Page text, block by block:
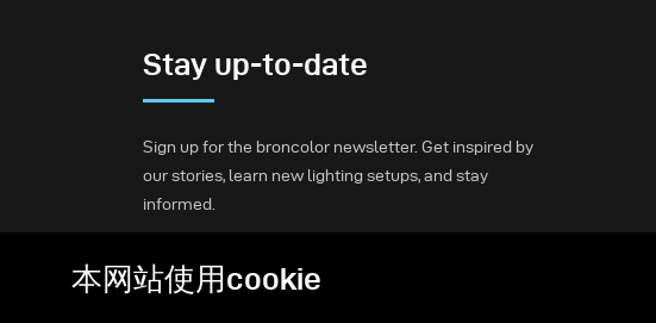
Stay up-to-date
Sign up for the broncolor newsletter. Get inspired by
our stories, learn new lighting setups, and stay
informed.
Subscribe
本网站使用cookie